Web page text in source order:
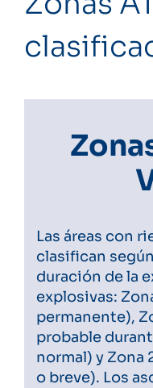
Las áreas con
clasifican
duración de la
explosivas:
permanente),
probable
normal) y Zona
o breve). Los